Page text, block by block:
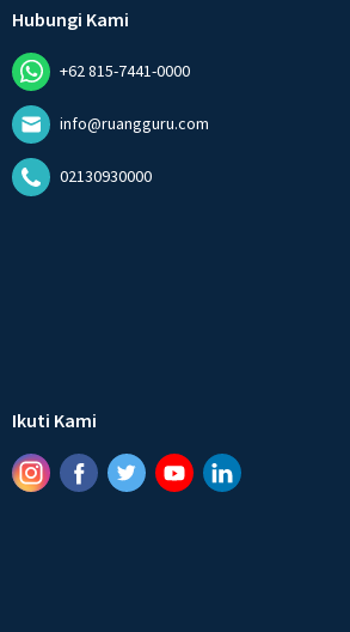
Hubungi Kami
+62 815-7441-0000
info@ruangguru.com
02130930000
Ikuti Kami